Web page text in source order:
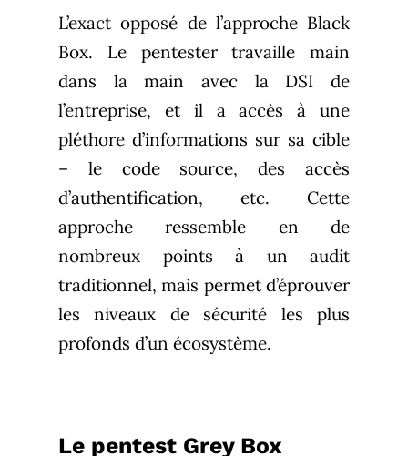
L’exact opposé de l’approche Black
Box. Le pentester travaille main
dans la main avec la DSI de
l’entreprise, et il a accès à une
pléthore d’informations sur sa cible
– le code source, des accès
d’authentification, etc. Cette
approche ressemble en de
nombreux points à un audit
traditionnel, mais permet d’éprouver
les niveaux de sécurité les plus
profonds d’un écosystème.
Le pentest Grey Box